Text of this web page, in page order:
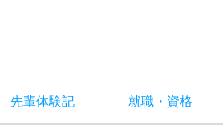
先輩体験記 就職・ 資格